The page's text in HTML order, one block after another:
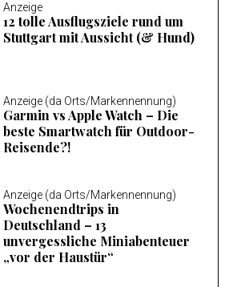
Anzeige
12 tolle Ausflugsziele rund um
Stuttgart mit Aussicht (& Hund)
Anzeige (da Orts/Markennennung)
Garmin vs Apple Watch – Die
beste Smartwatch für Outdoor-
Reisende?!
Anzeige (da Orts/Markennennung)
Wochenendtrips in
Deutschland – 13
unvergessliche Miniabenteuer
„vor der Haustür“